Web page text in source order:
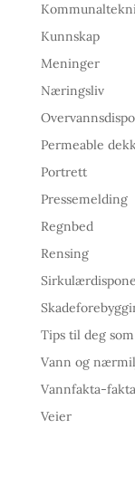
Kunnskap
Meninger
Næringsliv
Permeable
Portrett
Pressemelding
Regnbed
Rensing
Tips til deg
Vann og
Vannfakta-fakta
Veier